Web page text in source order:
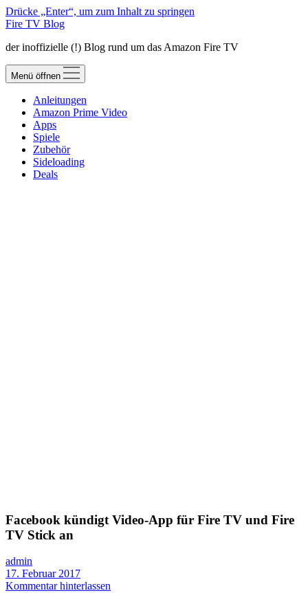
Drücke „Enter“, um zum Inhalt zu springen
Fire TV Blog
der inoffizielle (!) Blog rund um das Amazon Fire TV
Menü öffnen
Anleitungen
Amazon Prime Video
Apps
Spiele
Zubehör
Sideloading
Deals
Facebook kündigt Video-App für Fire TV und Fire
TV Stick an
admin
17. Februar 2017
Kommentar hinterlassen